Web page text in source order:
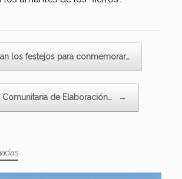
los festejos para conmemorar…
Comunitaria de Elaboración… →